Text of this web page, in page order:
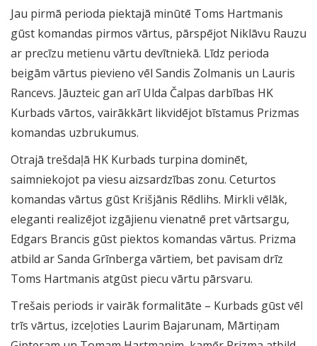
Jau pirmā perioda piektajā minūtē Toms Hartmanis
gūst komandas pirmos vārtus, pārspējot Niklāvu Rauzu
ar precīzu metienu vārtu devītniekā. Līdz perioda
beigām vārtus pievieno vēl Sandis Zolmanis un Lauris
Rancevs. Jāuzteic gan arī Ulda Čalpas darbības HK
Kurbads vārtos, vairākkārt likvidējot bīstamus Prizmas
komandas uzbrukumus.
Otrajā trešdaļā HK Kurbads turpina dominēt,
saimniekojot pa viesu aizsardzības zonu. Ceturtos
komandas vārtus gūst Krišjānis Rēdlihs. Mirkli vēlāk,
eleganti realizējot izgājienu vienatnē pret vārtsargu,
Edgars Brancis gūst piektos komandas vārtus. Prizma
atbild ar Sanda Grīnberga vārtiem, bet pavisam drīz
Toms Hartmanis atgūst piecu vārtu pārsvaru.
Trešais periods ir vairāk formalitāte – Kurbads gūst vēl
trīs vārtus, izceļoties Laurim Bajarunam, Mārtiņam